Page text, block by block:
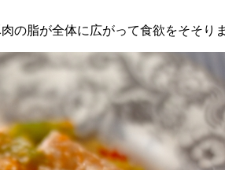
の脂が全体に広がって食欲をそそりま